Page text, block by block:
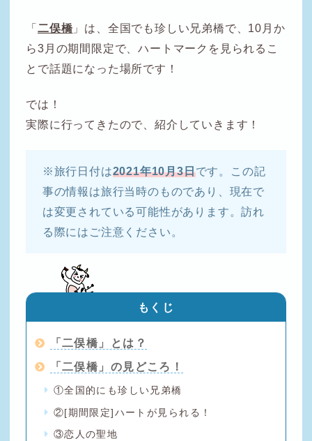
「二俣橋 」は、全国でも珍しい兄弟橋で、10月か
ら3月の期間限定で、ハートマークを見られるこ
とで話題になった場所です！
では！
実際に行ってきたので、紹介していきます！
※旅行日付は2021年10月3日です。この記
事の情報は旅行当時のものであり、現在で
は変更されている可能性があります。訪れ
る際にはご注意ください。
もくじ
「二俣橋」とは？
「二俣橋」の見どころ！
①全国的にも珍しい兄弟橋
②[期間限定]ハートが見られる！
③恋人の聖地